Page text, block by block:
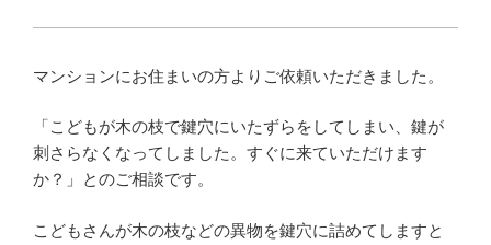
マンションにお住まいの方よりご依頼いただきました。
「こどもが木の枝で鍵穴にいたずらをしてしまい、鍵が
刺さらなくなってしました。すぐに来ていただけます
か？」とのご相談です。
こどもさんが木の枝などの異物を鍵穴に詰めてしますと